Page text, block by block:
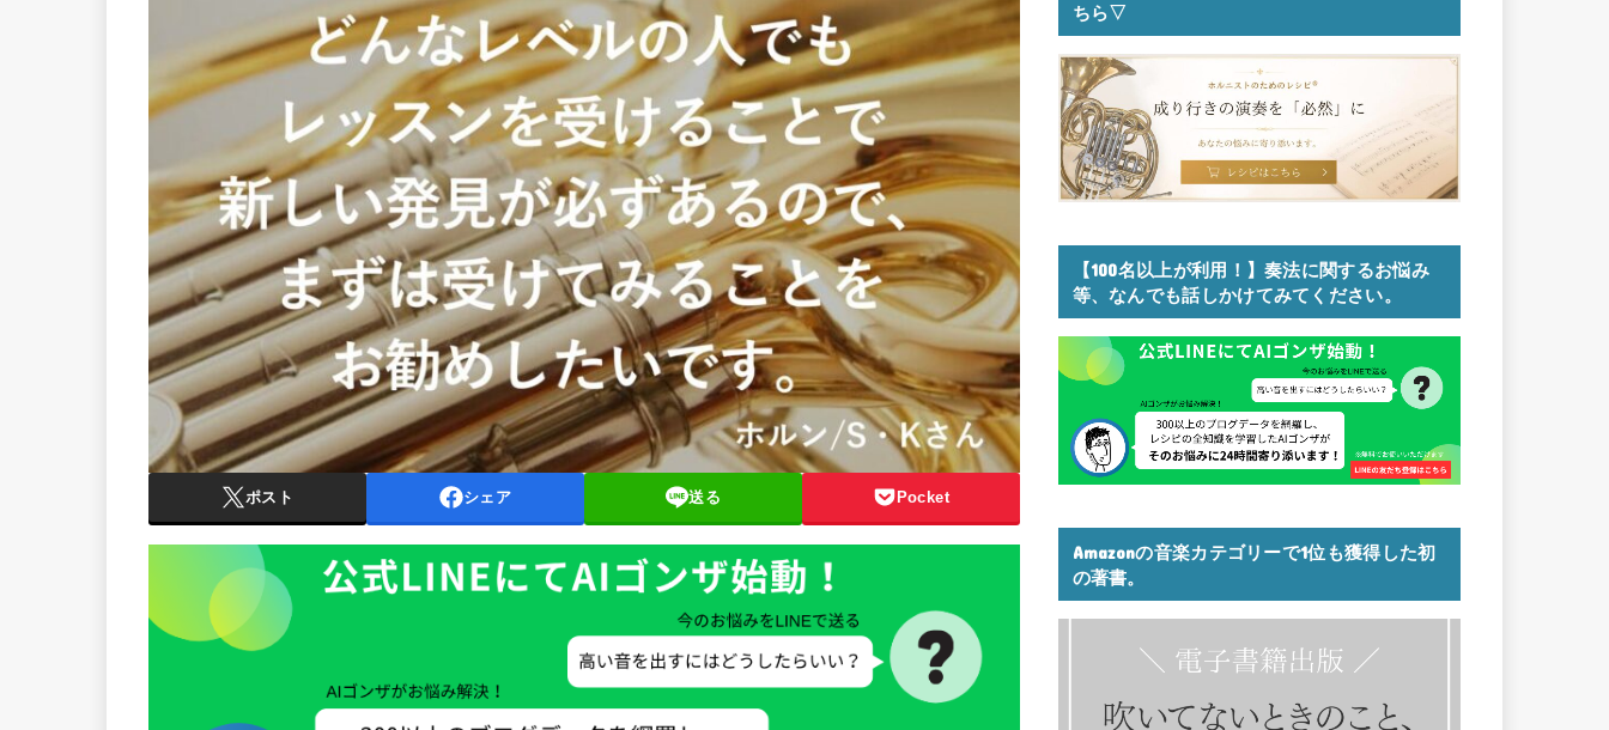
ポスト シェア 送る Pocket
ちら▽
【100名以上が利用！】奏法に関するお悩み
等、なんでも話しかけてみてください。
Amazonの音楽カテゴリーで1位も獲得した初
の著書。